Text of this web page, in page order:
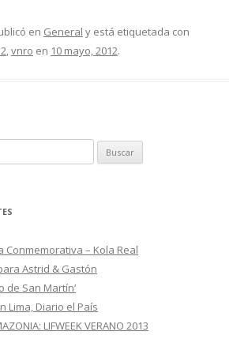
m
p
r
en General y está etiquetada con
,vnro en 10 mayo, 2012.
Conmemorativa – Kola Real
Astrid & Gastón
de San Martín’
Lima, Diario el País
LIFWEEK VERANO 2013